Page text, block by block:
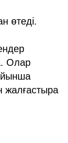
өтеді.
Олар
жалғастыра